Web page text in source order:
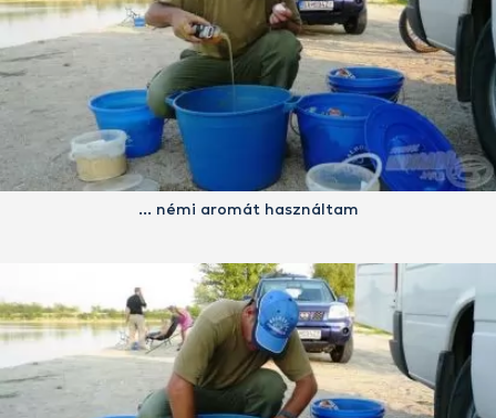
… némi aromát használtam